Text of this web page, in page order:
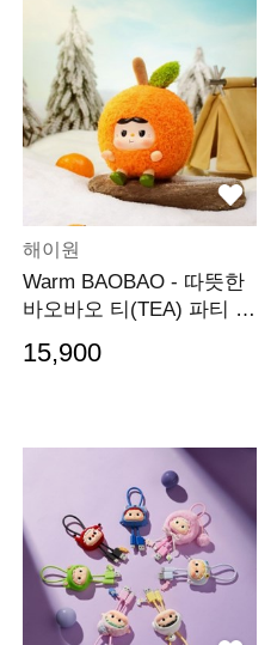
해이원
Warm BAOBAO - 따뜻한
바오바오 티(TEA) 파티 시
15,900